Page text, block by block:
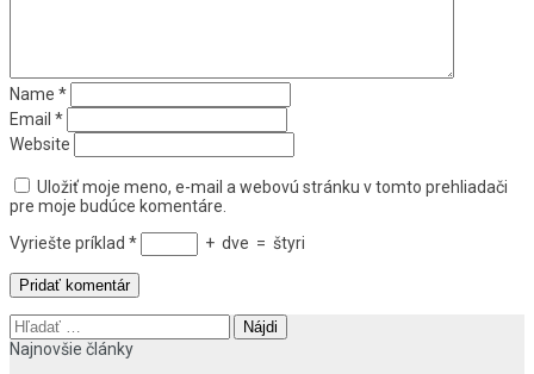
Name *
Email *
Website
Uložiť moje meno, e-mail a webovú stránku v tomto prehliadači
pre moje budúce komentáre.
Vyriešte príklad * + dve = štyri
Hľadať:
Najnovšie články